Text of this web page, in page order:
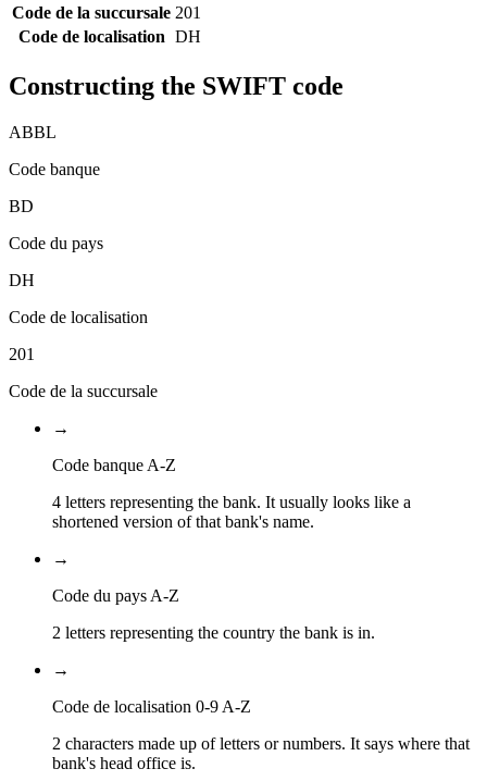
Code de la succursale 201
Code de localisation DH
Constructing the SWIFT code
ABBL
Code banque
BD
Code du pays
DH
Code de localisation
201
Code de la succursale
→
Code banque A-Z
4 letters representing the bank. It usually looks like a
shortened version of that bank's name.
→
Code du pays A-Z
2 letters representing the country the bank is in.
→
Code de localisation 0-9 A-Z
2 characters made up of letters or numbers. It says where that
bank's head office is.